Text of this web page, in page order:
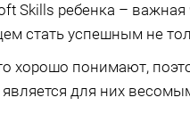
Skills ребенка –
стать успешным не
хорошо понимают,
для них